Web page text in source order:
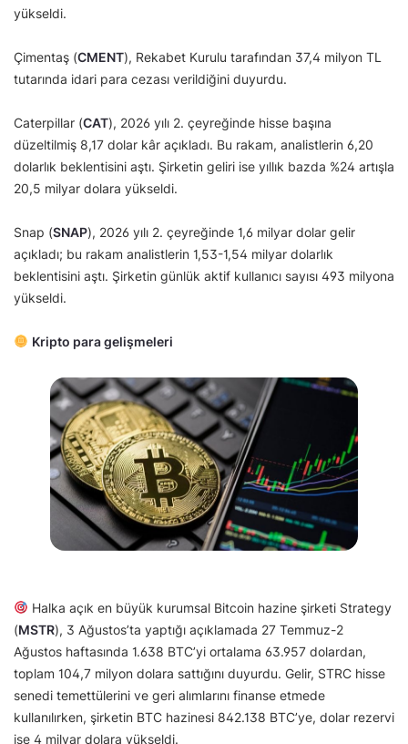
yükseldi.
Çimentaş (CMENT), Rekabet Kurulu tarafından 37,4 milyon TL
tutarında idari para cezası verildiğini duyurdu.
Caterpillar (CAT), 2026 yılı 2. çeyreğinde hisse başına
düzeltilmiş 8,17 dolar kâr açıkladı. Bu rakam, analistlerin 6,20
dolarlık beklentisini aştı. Şirketin geliri ise yıllık bazda %24 artışla
20,5 milyar dolara yükseldi.
Snap (SNAP), 2026 yılı 2. çeyreğinde 1,6 milyar dolar gelir
açıkladı; bu rakam analistlerin 1,53-1,54 milyar dolarlık
beklentisini aştı. Şirketin günlük aktif kullanıcı sayısı 493 milyona
yükseldi.
Kripto para gelişmeleri
Halka açık en büyük kurumsal Bitcoin hazine şirketi Strategy
(MSTR), 3 Ağustos’ta yaptığı açıklamada 27 Temmuz-2
Ağustos haftasında 1.638 BTC’yi ortalama 63.957 dolardan,
toplam 104,7 milyon dolara sattığını duyurdu. Gelir, STRC hisse
senedi temettülerini ve geri alımlarını finanse etmede
kullanılırken, şirketin BTC hazinesi 842.138 BTC’ye, dolar rezervi
ise 4 milyar dolara yükseldi.